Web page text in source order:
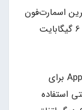
اسمارت‌فون
اپل دارای نمایشگر با رفرش ریت 120 هرتز و رم 6 گیگابایت
البته پیش از این نیز گفته می‌شد که کمپانی Apple برای
خود از رم 8 گیگابایتی استفاده